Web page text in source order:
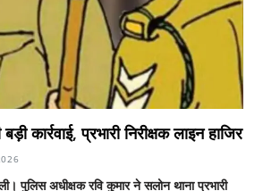
कार्रवाई, प्रभारी निरीक्षक लाइन हाजिर
पुलिस अधीक्षक रवि कुमार ने सलोन थाना प्रभारी